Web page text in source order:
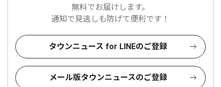
無料でお届けします。
通知で見逃しも防げて便利です！
タウンニュース for LINEのご登録
メール版タウンニュースのご登録